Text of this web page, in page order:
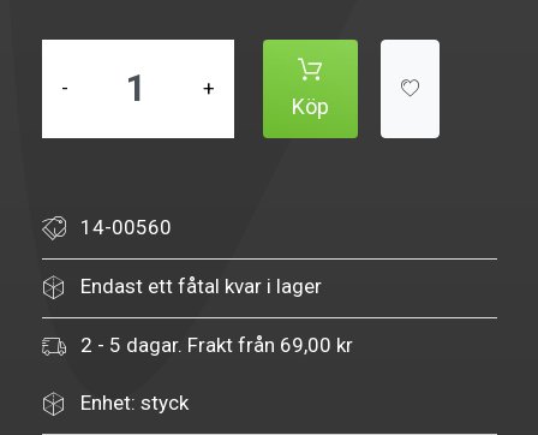
- +
Köp
14-00560
Endast ett fåtal kvar i lager
2 - 5 dagar. Frakt från 69,00 kr
Enhet: styck